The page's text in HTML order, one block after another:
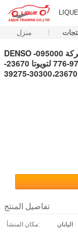
منزل
DENSO حقيقي وجديد حاقن السكك الحديدية المشتركة 095000-
7760 ، 095000-7761 ، 9709500-776 لتويوتا 23670-
30300،23670-39275
تفاصيل المنتج
مكان المنشأ:
اليابان